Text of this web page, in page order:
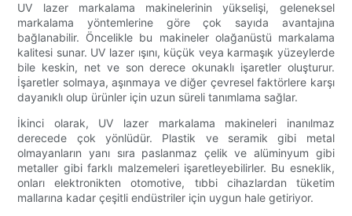
UV lazer markalama makinelerinin yükselişi, geleneksel
markalama yöntemlerine göre çok sayıda avantajına
bağlanabilir. Öncelikle bu makineler olağanüstü markalama
kalitesi sunar. UV lazer ışını, küçük veya karmaşık yüzeylerde
bile keskin, net ve son derece okunaklı işaretler oluşturur.
İşaretler solmaya, aşınmaya ve diğer çevresel faktörlere karşı
dayanıklı olup ürünler için uzun süreli tanımlama sağlar.
İkinci olarak, UV lazer markalama makineleri inanılmaz
derecede çok yönlüdür. Plastik ve seramik gibi metal
olmayanların yanı sıra paslanmaz çelik ve alüminyum gibi
metaller gibi farklı malzemeleri işaretleyebilirler. Bu esneklik,
onları elektronikten otomotive, tıbbi cihazlardan tüketim
mallarına kadar çeşitli endüstriler için uygun hale getiriyor.